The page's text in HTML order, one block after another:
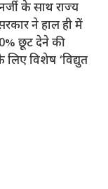
के साथ राज्य
ने हाल ही में
छूट देने की
विशेष ‘विद्युत